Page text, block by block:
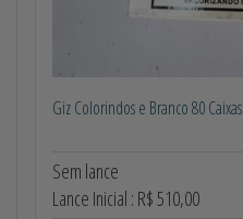
Giz Colorindos e Branco 80 Caixas
Sem lance
Lance Inicial : R$ 510,00